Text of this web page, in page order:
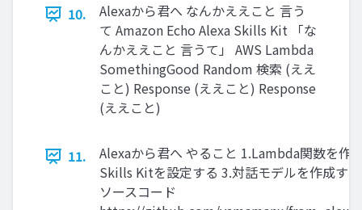
10.
Alexaから君へ なんかええこと 言う
て Amazon Echo Alexa Skills Kit 「な
んかええこと 言うて」 AWS Lambda
SomethingGood Random 検索 (ええ
こと) Response (ええこと) Response
(ええこと)
11.
Alexaから君へ やること 1.Lambda関数を作
Skills Kitを設定する 3.対話モデルを作成す
ソースコード